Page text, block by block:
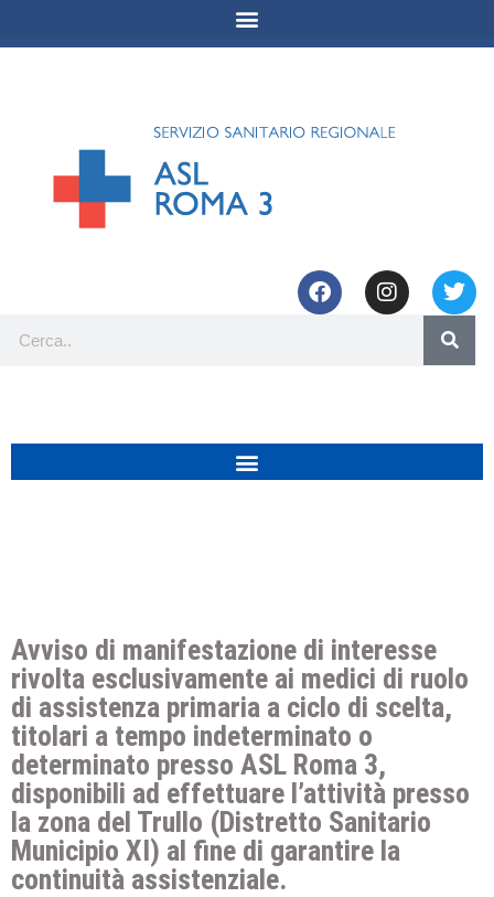
Avviso di manifestazione di interesse
rivolta esclusivamente ai medici di ruolo
di assistenza primaria a ciclo di scelta,
titolari a tempo indeterminato o
determinato presso ASL Roma 3,
disponibili ad effettuare l’attività presso
la zona del Trullo (Distretto Sanitario
Municipio XI) al fine di garantire la
continuità assistenziale.